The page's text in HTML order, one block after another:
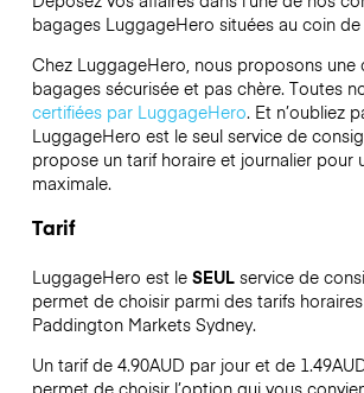
bagages LuggageHero situées au coin de
Chez LuggageHero, nous proposons une
bagages sécurisée et pas chère. Toutes
certifiées par LuggageHero. Et n’oubliez
LuggageHero est le seul service de
propose un tarif horaire et journalier pour
maximale.
Tarif
LuggageHero est le SEULservice de
permet de choisir parmi des tarifs
Paddington Markets Sydney.
Un tarif de 4.90AUD par jour et de
permet de choisir l’option qui vous